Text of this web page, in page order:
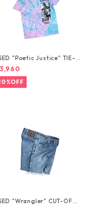
"Poetic Justice" TIE-D
TEE
"Wrangler" CUT-OFF